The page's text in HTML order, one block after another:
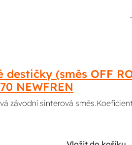
destičky (směs OFF
NEWFREN
závodní sinterová